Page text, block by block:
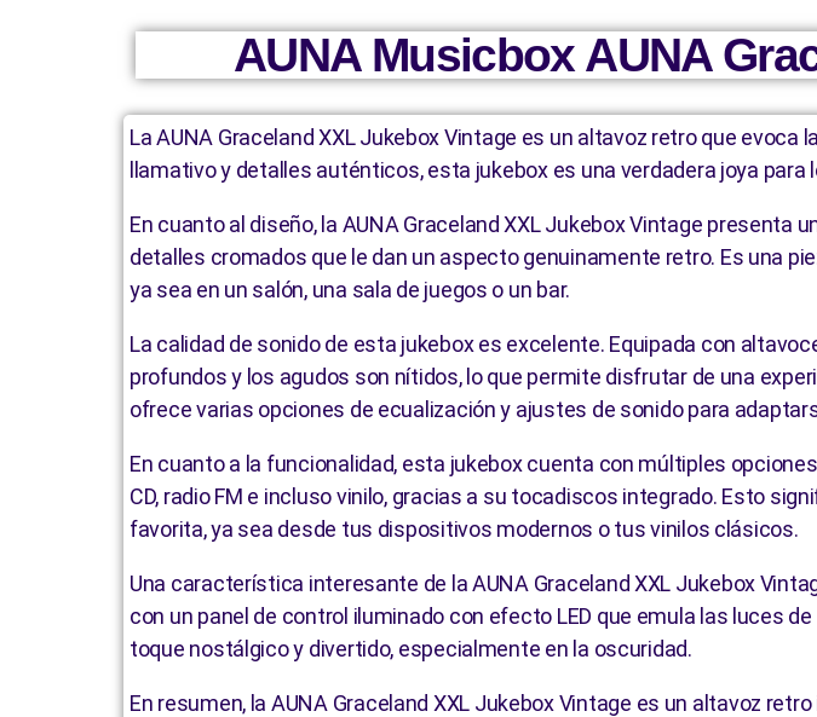
AUNA Musicbox AUNA
La AUNA Graceland XXL Jukebox Vintage es un altavoz retro que
llamativo y detalles auténticos, esta jukebox es una verdadera joya
En cuanto al diseño, la AUNA Graceland XXL Jukebox Vintage
detalles cromados que le dan un aspecto genuinamente retro. Es una
ya sea en un salón, una sala de juegos o un bar.
La calidad de sonido de esta jukebox es excelente. Equipada con
profundos y los agudos son nítidos, lo que permite disfrutar de una
ofrece varias opciones de ecualización y ajustes de sonido para
En cuanto a la funcionalidad, esta jukebox cuenta con múltiples
CD, radio FM e incluso vinilo, gracias a su tocadiscos integrado. Esto
favorita, ya sea desde tus dispositivos modernos o tus vinilos clásicos.
Una característica interesante de la AUNA Graceland XXL Jukebox
con un panel de control iluminado con efecto LED que emula las luces
toque nostálgico y divertido, especialmente en la oscuridad.
En resumen, la AUNA Graceland XXL Jukebox Vintage es un altavoz